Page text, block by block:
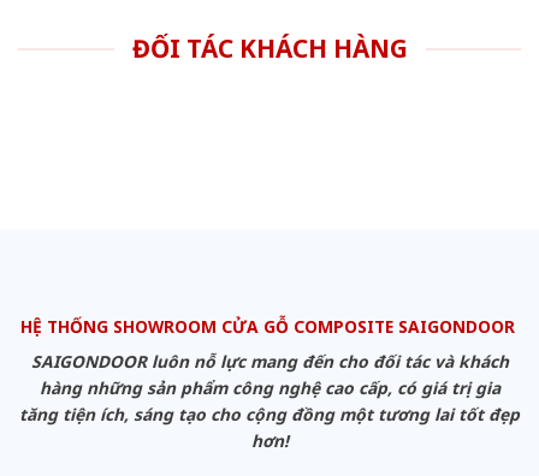
ĐỐI TÁC KHÁCH HÀNG
HỆ THỐNG SHOWROOM CỬA GỖ COMPOSITE SAIGONDOOR
SAIGONDOOR luôn nỗ lực mang đến cho đối tác và khách
hàng những sản phẩm công nghệ cao cấp, có giá trị gia
tăng tiện ích, sáng tạo cho cộng đồng một tương lai tốt đẹp
hơn!